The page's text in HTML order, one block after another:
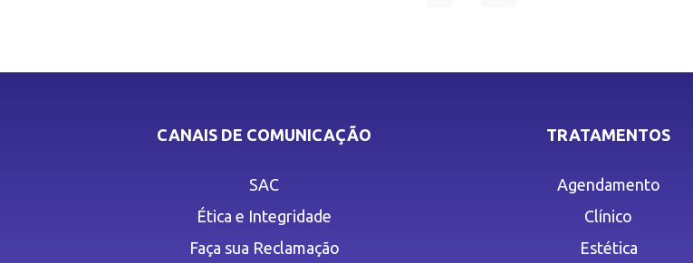
CANAIS DE COMUNICAÇÃO
SAC
Ética e Integridade
Faça sua Reclamação
TRATAMENTOS
Agendamento
Clínico
Estética